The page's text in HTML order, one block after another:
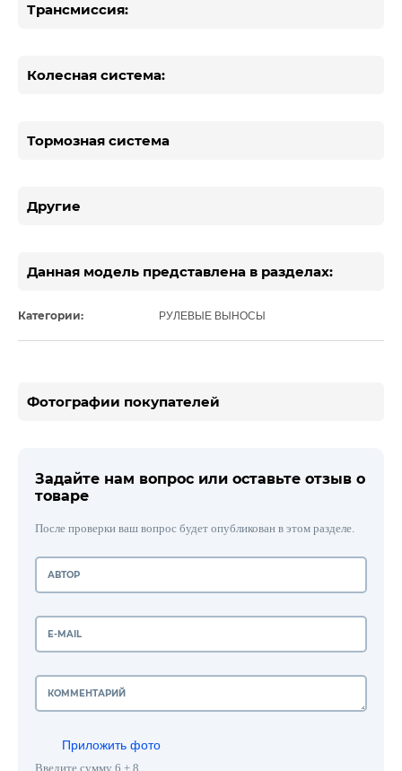
Трансмиссия:
Колесная система:
Тормозная система
Другие
Данная модель представлена в разделах:
Категории: РУЛЕВЫЕ ВЫНОСЫ
Фотографии покупателей
Задайте нам вопрос или оставьте отзыв о
товаре
После проверки ваш вопрос будет опубликован в этом разделе.
Приложить фото
Введите сумму 6 + 8